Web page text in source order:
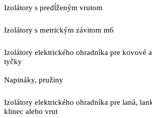
Izolátory s predĺženým vrutom
Izolátory s metrickým závitom m6
Izolátory elektrického ohradníka pre kovové
tyčky
Napináky, pružiny
Izolátory elektrického ohradníka pre laná,
klinec alebo vrut